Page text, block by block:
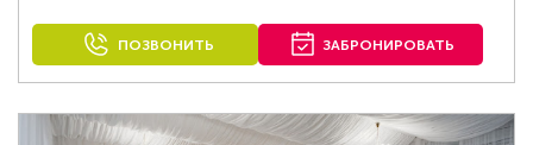
ПОЗВОНИТЬ ЗАБРОНИРОВАТЬ